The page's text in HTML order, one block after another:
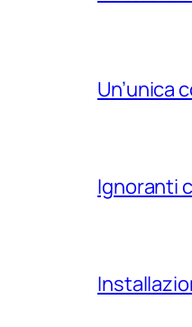
Un’unica
Ignoranti